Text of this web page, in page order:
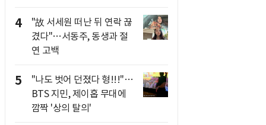
4
"故 서세원 떠난 뒤 연락 끊
겼다"…서동주, 동생과 절
연 고백
5
"나도 벗어 던졌다 형!!!"…
BTS 지민, 제이홉 무대에
깜짝 '상의 탈의'